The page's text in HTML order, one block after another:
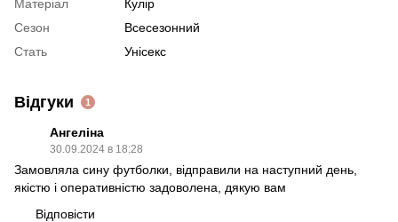
Матеріал
Кулір
Сезон
Всесезонний
Стать
Унісекс
Відгуки 1
Ангеліна
30.09.2024 в 18:28
Замовляла сину футболки, відправили на наступний день,
якістю і оперативністю задоволена, дякую вам
Відповісти